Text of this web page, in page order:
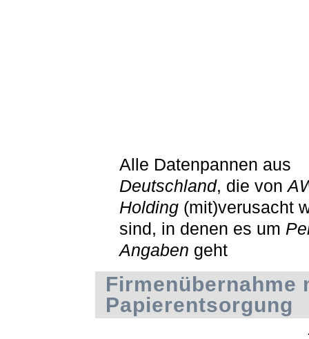
Alle Datenpannen aus
Deutschland, die von
Holding(mit)verusacht
sind, in denen es um
Angaben geht
Firmenübernahme
Papierentsorgung